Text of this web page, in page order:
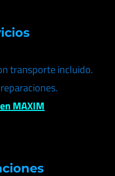
transporte incluido.
MAXIM